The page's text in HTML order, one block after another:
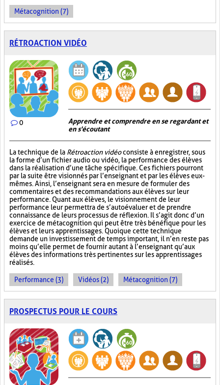
Métacognition (7)
RÉTROACTION VIDÉO
0
Apprendre et comprendre en se regardant et
en s'écoutant
La technique de la Rétroaction vidéoconsiste à enregistrer, sous
la forme d’un fichier audio ou vidéo, la performance des élèves
dans la réalisation d’une tâche spécifique. Ces fichiers pourront
par la suite être visionnés par l’enseignant et par les élèves eux-
mêmes. Ainsi, l’enseignant sera en mesure de formuler des
commentaires et des recommandations aux élèves sur leur
performance. Quant aux élèves, le visionnement de leur
performance leur permettra de s’autoévaluer et de prendre
connaissance de leurs processus de réflexion. Il s’agit donc d’un
exercice de métacognition qui peut être très bénéfique pour les
élèves et leurs apprentissages. Quoique cette technique
demande un investissement de temps important, il n’en reste pas
moins qu’elle permet de fournir autant à l’enseignant qu’aux
élèves des informations très pertinentes sur les apprentissages
réalisés.
Performance (3) Vidéos (2) Métacognition (7)
PROSPECTUS POUR LE COURS